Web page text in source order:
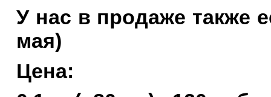
У нас в продаже также
мая)
Цена: